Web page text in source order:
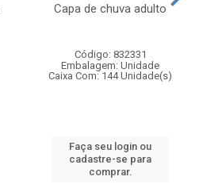
Capa de chuva adulto
Código: 832331
Embalagem: Unidade
Caixa Com: 144 Unidade(s)
Faça seu login ou
cadastre-se para
comprar.